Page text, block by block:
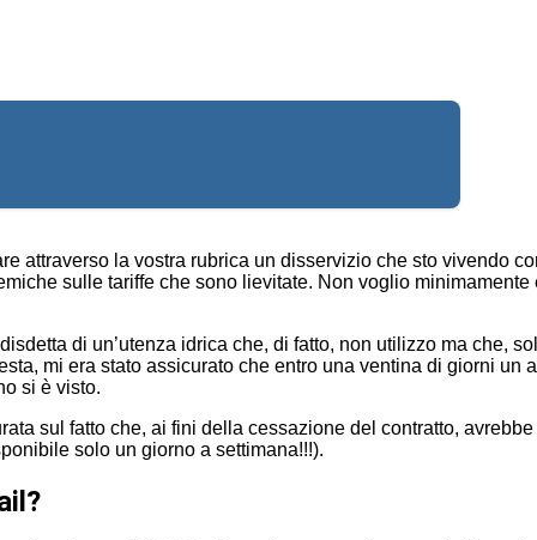
attraverso la vostra rubrica un disservizio che sto vivendo
sulle tariffe che sono lievitate. Non voglio
di un’utenza idrica che, di fatto, non utilizzo ma che,
mi era stato assicurato che entro una ventina di giorni
si è visto.
sul fatto che, ai fini della cessazione del contratto,
solo un giorno a settimana!!!).